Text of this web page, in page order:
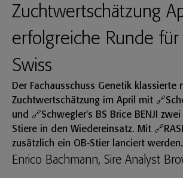
Zuchtwertschätzung
erfolgreiche Runde
Swiss
Der Fachausschuss Genetik klassierte
Zuchtwertschätzung im April mit
und 🔗Schwegler's BS Brice BENJI zwei
Stiere in den Wiedereinsatz. Mit
zusätzlich ein OB-Stier lanciert werden.
Enrico Bachmann, Sire Analyst